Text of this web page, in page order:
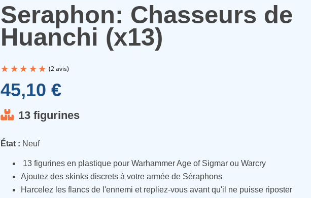
Seraphon: Chasseurs de
Huanchi (x13)
45,10 €
13 figurines
État : Neuf
13 figurines en plastique pour WarhammerAge of Sigmar ou Warcry
Ajoutez des skinks discrets à votre armée de Séraphons
Harcelez les flancs de 'ennemi et repliez-vous avant qu'il ne puisse riposter